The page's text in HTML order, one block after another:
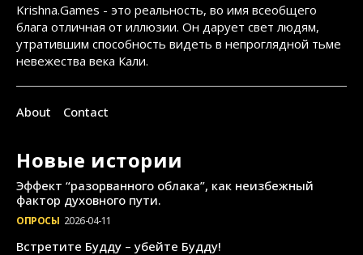
Krishna.Games - это реальность, во имя всеобщего
блага отличная от иллюзии. Он дарует свет людям,
утратившим способность видеть в непроглядной тьме
невежества века Кали.
About Contact
Новые истории
Эффект “разорванного облака”, как неизбежный
фактор духовного пути.
ОПРОСЫ 2026-04-11
Встретите Будду – убейте Будду!